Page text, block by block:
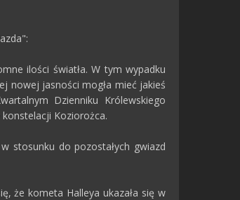
ilości światła. W tym wypadku
nowej jasności mogła mieć jakieś
Dzienniku Królewskiego
Koziorożca.
stosunku do pozostałych gwiazd
że kometa Halleya ukazała się w